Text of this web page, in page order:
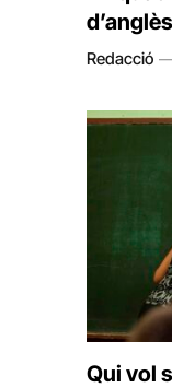
Redacció
Qui vol